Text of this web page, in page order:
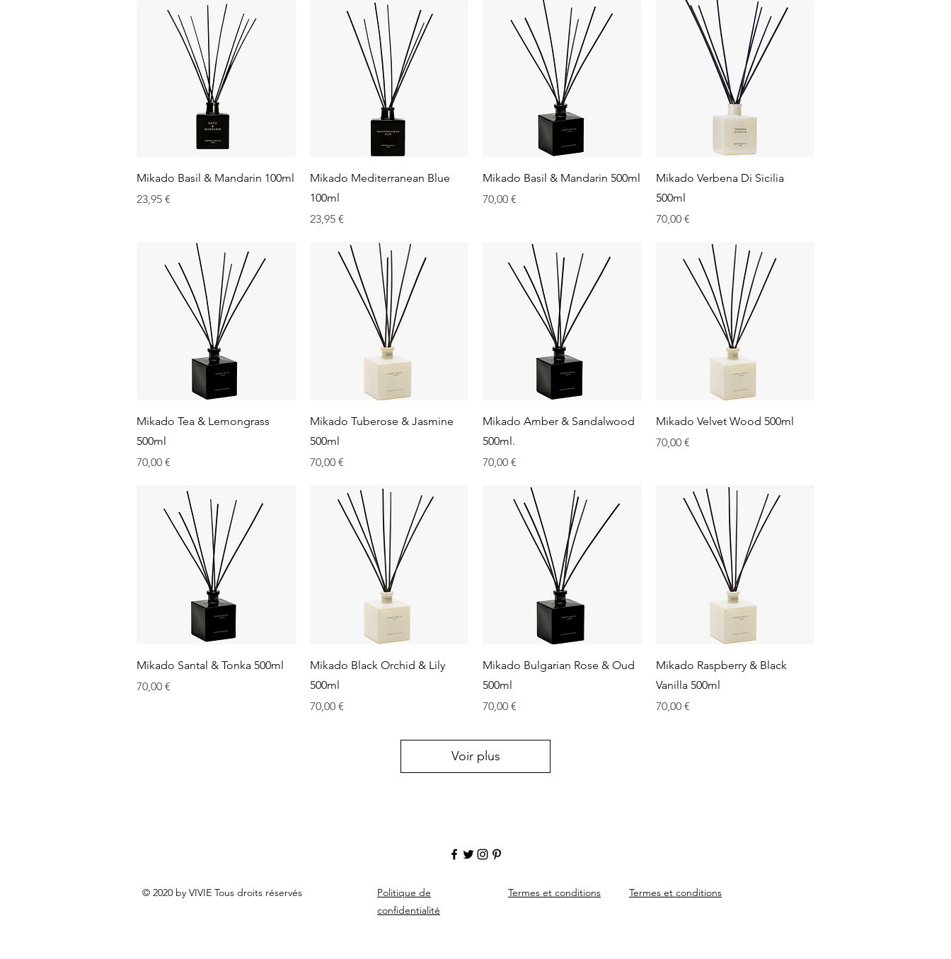
Aperçu rapide
Mikado Basil & Mandarin 100ml
Prix
23,95 €
Aperçu rapide
Mikado Mediterranean Blue
100ml
Prix
23,95 €
Aperçu rapide
Mikado Basil & Mandarin 500ml
Prix
70,00 €
Aperçu rapide
Mikado Verbena Di Sicilia
500ml
Prix
70,00 €
Aperçu rapide
Mikado Tea & Lemongrass
500ml
Prix
70,00 €
Aperçu rapide
Mikado Tuberose & Jasmine
500ml
Prix
70,00 €
Aperçu rapide
Mikado Amber & Sandalwood
500ml.
Prix
70,00 €
Aperçu rapide
Mikado Velvet Wood 500ml
Prix
70,00 €
Aperçu rapide
Mikado Santal & Tonka 500ml
Prix
70,00 €
Aperçu rapide
Mikado Black Orchid & Lily
500ml
Prix
70,00 €
Aperçu rapide
Mikado Bulgarian Rose & Oud
500ml
Prix
70,00 €
Aperçu rapide
Mikado Raspberry & Black
Vanilla 500ml
Prix
70,00 €
Voir plus
© 2020 by VIVIE Tous droits réservés
Politique de
confidentialité
Termes et conditions Termes et conditions